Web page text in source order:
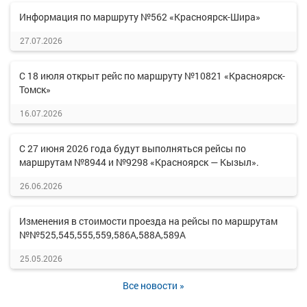
Информация по маршруту №562 «Красноярск-Шира»
27.07.2026
С 18 июля открыт рейс по маршруту №10821 «Красноярск-
Томск»
16.07.2026
С 27 июня 2026 года будут выполняться рейсы по
маршрутам №8944 и №9298 «Красноярск — Кызыл».
26.06.2026
Изменения в стоимости проезда на рейсы по маршрутам
№№525,545,555,559,586А,588А,589А
25.05.2026
Все новости »